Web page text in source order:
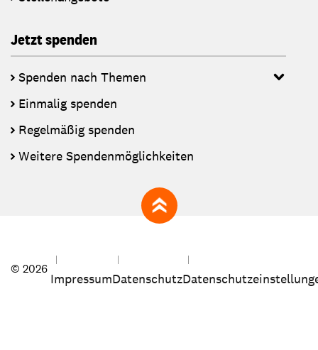
Jetzt spenden
Spenden nach Themen
Einmalig spenden
Regelmäßig spenden
Weitere Spendenmöglichkeiten
zum Seitenanfang
© 2026
ImpressumDatenschutz